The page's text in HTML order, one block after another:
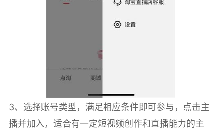
3、选择账号类型，满足相应条件即可参与，点击主
播并加入，适合有一定短视频创作和直播能力的主